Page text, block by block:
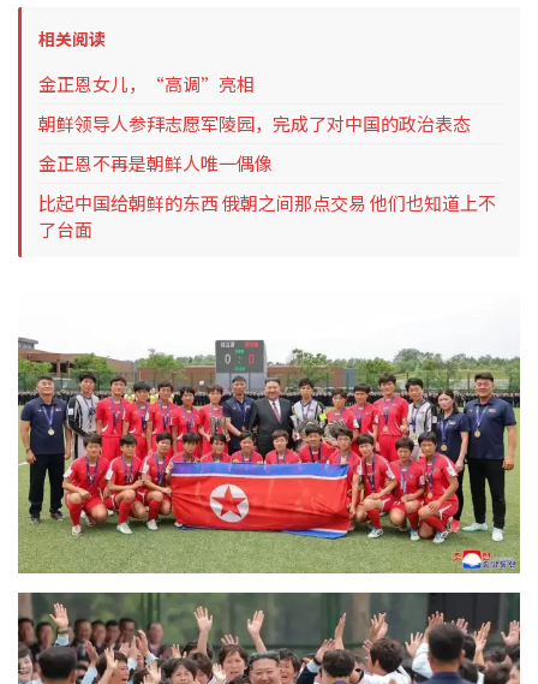
相关阅读
金正恩女儿，“高调”亮相
朝鲜领导人参拜志愿军陵园，完成了对中国的政治表态
金正恩不再是朝鲜人唯一偶像
比起中国给朝鲜的东西 俄朝之间那点交易 他们也知道上不
了台面